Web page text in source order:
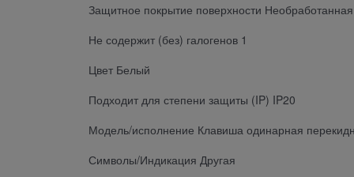
Защитное покрытие поверхности Необработанная
Не содержит (без) галогенов 1
Цвет Белый
Подходит для степени защиты (IP) IP20
Модель/исполнение Клавиша одинарная
Символы/Индикация Другая